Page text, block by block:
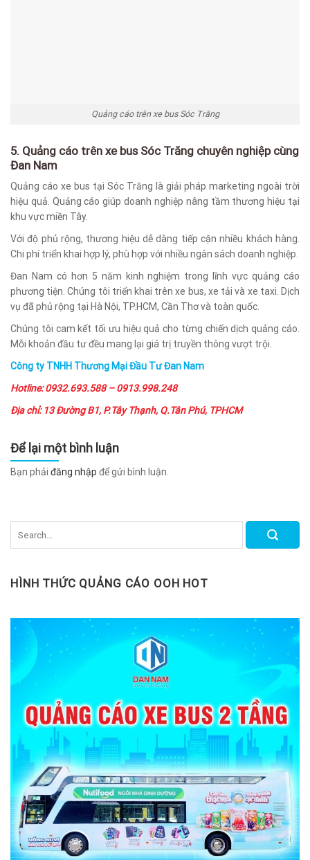
Quảng cáo trên xe bus Sóc Trăng
5. Quảng cáo trên xe bus Sóc Trăng chuyên nghiệp cùng
Đan Nam
Quảng cáo xe bus tại Sóc Trăng là giải pháp marketing ngoài trời
hiệu quả. Quảng cáo giúp doanh nghiệp nâng tầm thương hiệu tại
khu vực miền Tây.
Với độ phủ rộng, thương hiệu dễ dàng tiếp cận nhiều khách hàng.
Chi phí triển khai hợp lý, phù hợp với nhiều ngân sách doanh nghiệp.
Đan Nam có hơn 5 năm kinh nghiệm trong lĩnh vực quảng cáo
phương tiện. Chúng tôi triển khai trên xe bus, xe tải và xe taxi. Dịch
vụ đã phủ rộng tại Hà Nội, TP.HCM, Cần Thơ và toàn quốc.
Chúng tôi cam kết tối ưu hiệu quả cho từng chiến dịch quảng cáo.
Mỗi khoản đầu tư đều mang lại giá trị truyền thông vượt trội.
Công ty TNHH Thương Mại Đầu Tư Đan Nam
Hotline: 0932.693.588 – 0913.998.248
Địa chỉ: 13 Đường B1, P.Tây Thạnh, Q.Tân Phú, TPHCM
Để lại một bình luận
Bạn phải đăng nhập để gửi bình luận.
HÌNH THỨC QUẢNG CÁO OOH HOT